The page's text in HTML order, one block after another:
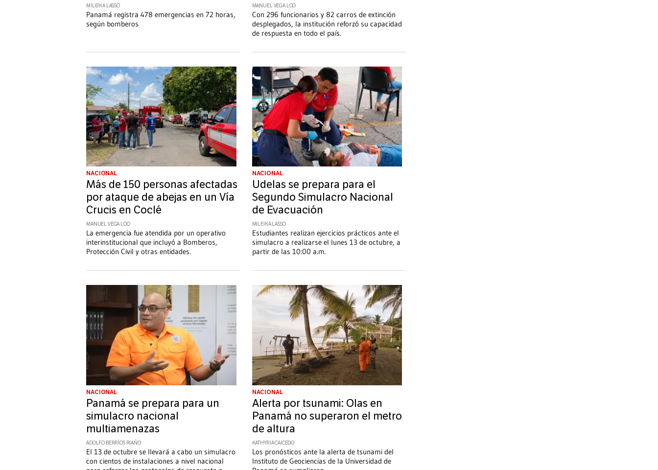
MILEIKA LASSO
Panamá registra 478 emergencias en 72 horas,
según bomberos
MANUEL VEGA LOO
Con 296 funcionarios y 82 carros de extinción
desplegados, la institución reforzó su capacidad
de respuesta en todo el país.
NACIONAL
Más de 150 personas afectadas
por ataque de abejas en un Vía
Crucis en Coclé
MANUEL VEGA LOO
La emergencia fue atendida por un operativo
interinstitucional que incluyó a Bomberos,
Protección Civil y otras entidades.
NACIONAL
Udelas se prepara para el
Segundo Simulacro Nacional
de Evacuación
MILEIKA LASSO
Estudiantes realizan ejercicios prácticos ante el
simulacro a realizarse el lunes 13 de octubre, a
partir de las 10:00 a.m.
NACIONAL
Panamá se prepara para un
simulacro nacional
multiamenazas
ADOLFO BERRÍOS RIAÑO
El 13 de octubre se llevará a cabo un simulacro
con cientos de instalaciones a nivel nacional
NACIONAL
Alerta por tsunami: Olas en
Panamá no superaron el metro
de altura
KATHYRIA CAICEDO
Los pronósticos ante la alerta de tsunami del
Instituto de Geociencias de la Universidad de